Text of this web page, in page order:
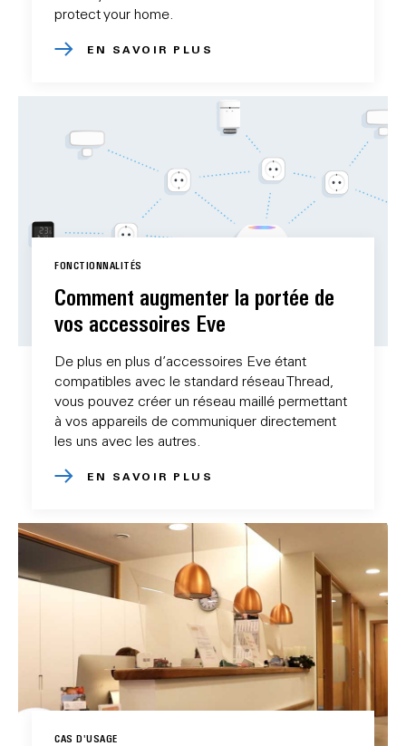
protect your home.
EN SAVOIR PLUS
FONCTIONNALITÉS
Comment augmenter la portée de
vos accessoires Eve
De plus en plus d’accessoires Eve étant
compatibles avec le standard réseau Thread,
vous pouvez créer un réseau maillé permettant
à vos appareils de communiquer directement
les uns avec les autres.
EN SAVOIR PLUS
CAS D'USAGE